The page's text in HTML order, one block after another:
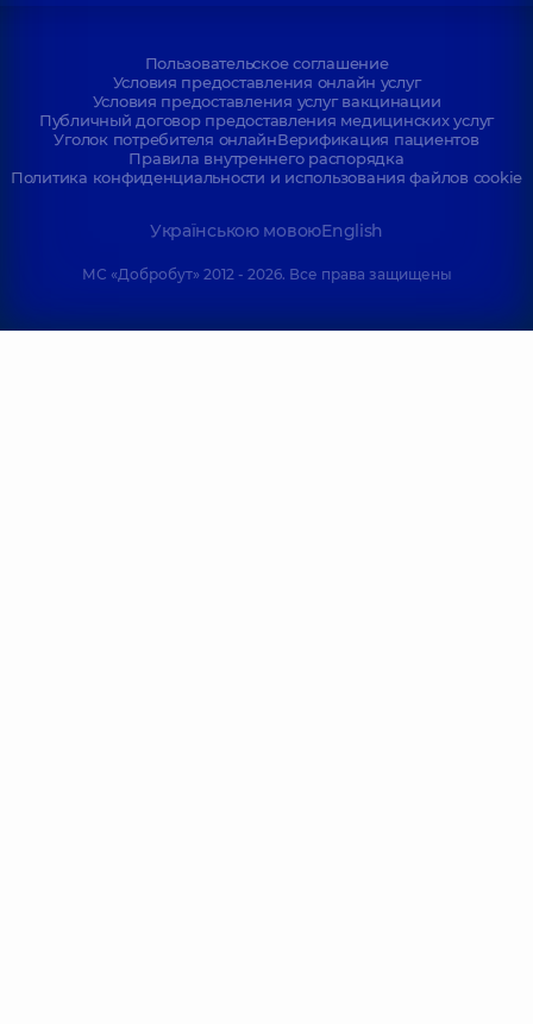
Пользовательское соглашение
Условия предоставления онлайн услуг
Условия предоставления услуг вакцинации
Публичный договор предоставления медицинских услуг
Уголок потребителя онлайнВерификация пациентов
Правила внутреннего распорядка
Политика конфиденциальности и использования файлов cookie
Українською мовоюEnglish
МС «Добробут» 2012 - 2026. Все права защищены